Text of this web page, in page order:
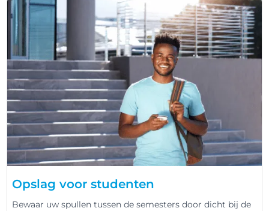
Opslag voor studenten
Bewaar uw spullen tussen de semesters door dicht bij de